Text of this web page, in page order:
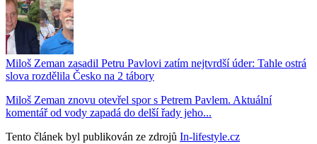
Miloš Zeman zasadil Petru Pavlovi zatím nejtvrdší úder: Tahle ostrá
slova rozdělila Česko na 2 tábory
Miloš Zeman znovu otevřel spor s Petrem Pavlem. Aktuální
komentář od vody zapadá do delší řady jeho...
Tento článek byl publikován ze zdrojů In-lifestyle.cz